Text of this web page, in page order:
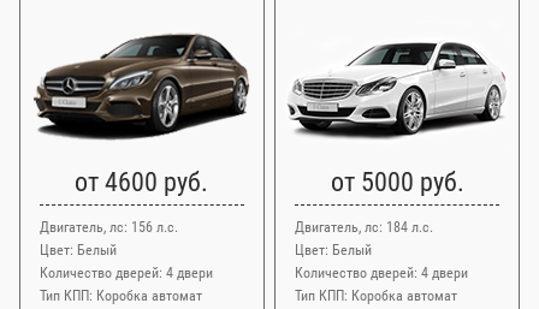
от 4600 руб.
Двигатель, лс: 156 л.с.
Цвет: Белый
Количество дверей: 4 двери
Тип КПП: Коробка автомат
от 5000 руб.
Двигатель, лс: 184 л.с.
Цвет: Белый
Количество дверей: 4 двери
Тип КПП: Коробка автомат